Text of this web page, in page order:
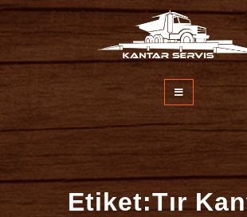
İçeriğe
Kantar Servisi
Etiket:Tır